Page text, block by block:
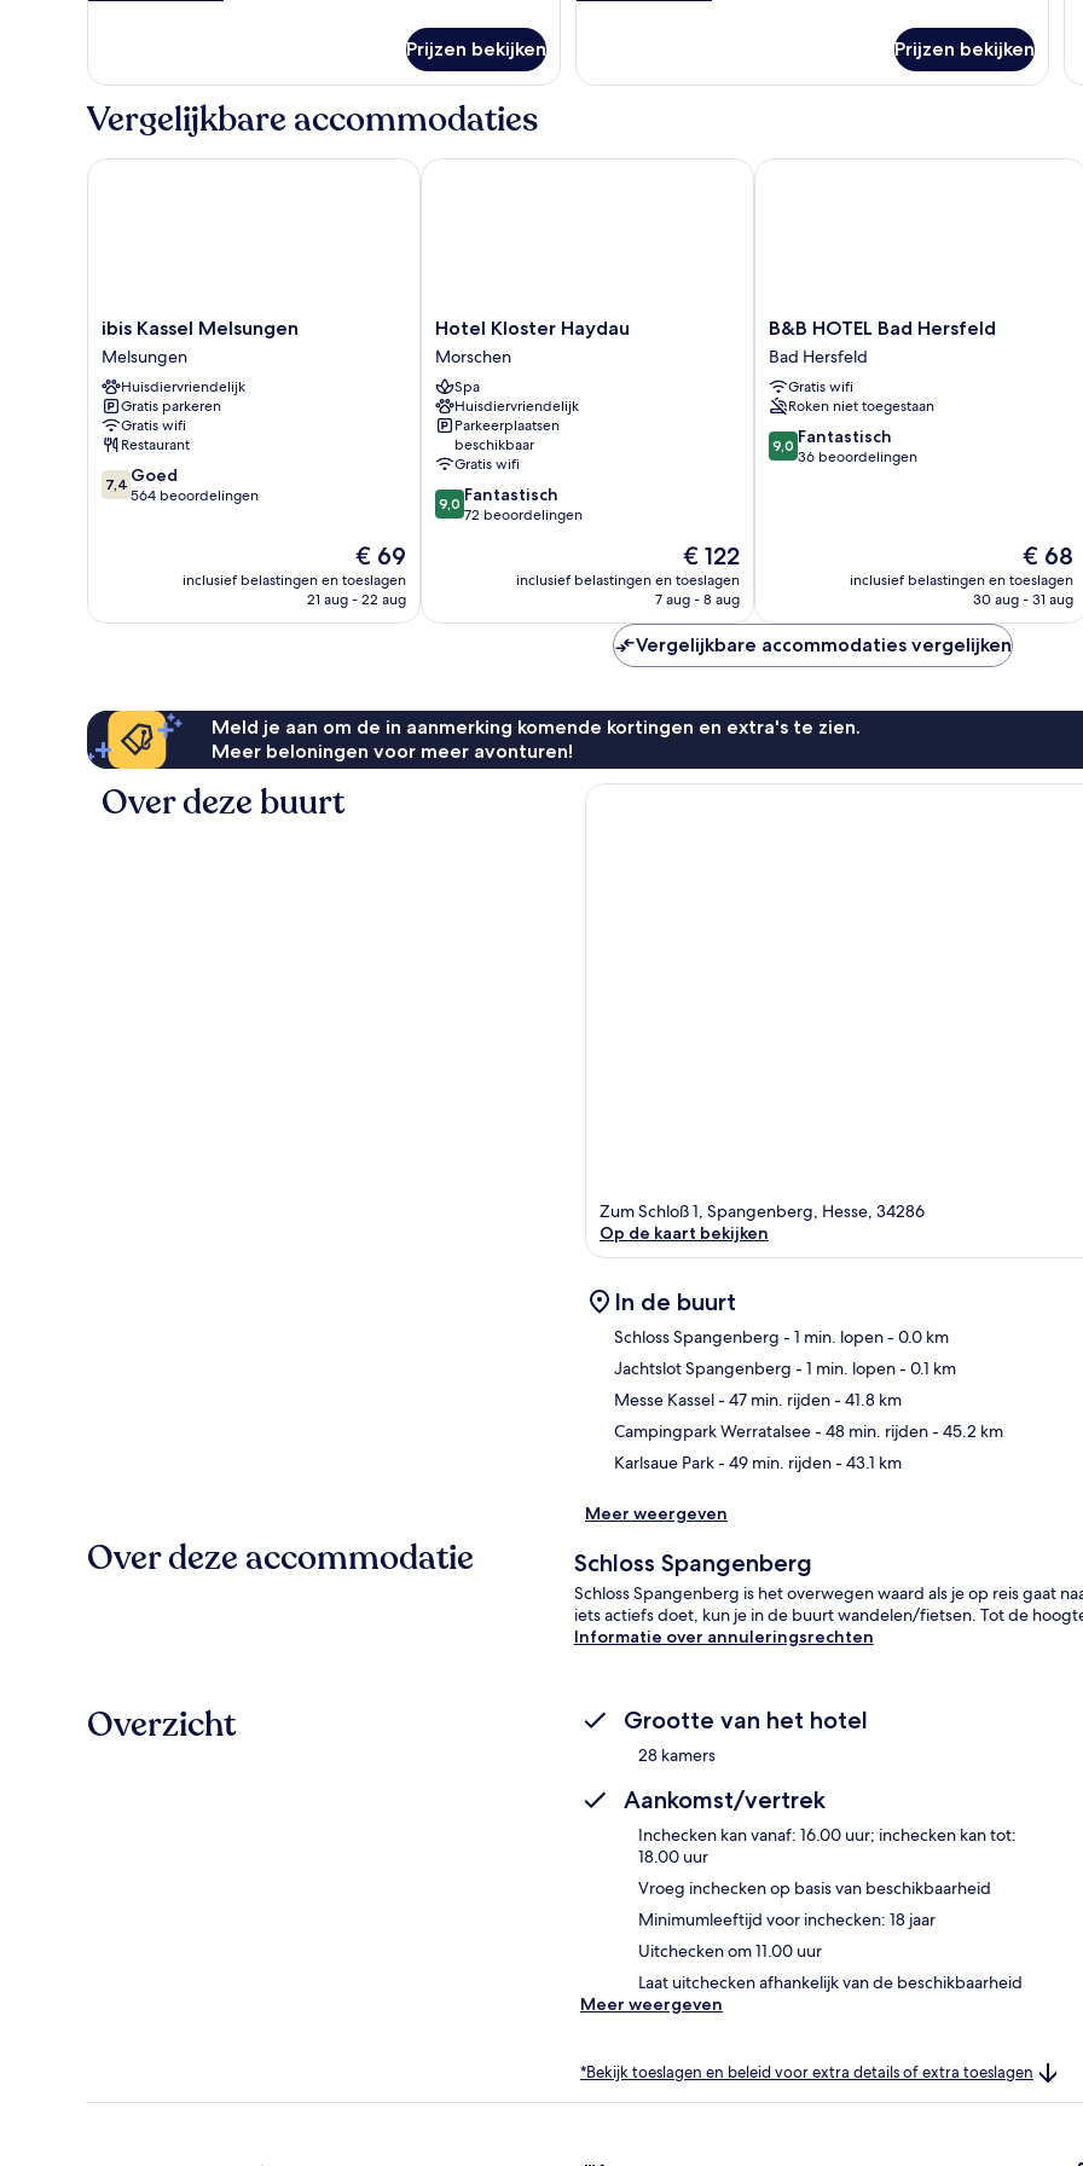
tweepersoonskamer
Prijzen bekijken
tweepersoonskamer
Prijzen bekijken
Vergelijkbare accommodaties
ibis
Kassel
Melsungen
Melsungen
ibis Kassel Melsungen
Melsungen
Huisdiervriendelijk
Gratis parkeren
Gratis wifi
Restaurant
7.4
van
beoordelingen
7,4 Goed
564 beoordelingen
De
prijs
is
€ 69
inclusief belastingen en toeslagen
21 aug - 22 aug
ibis Kassel Melsungen
Hotel
Kloster
Haydau
Morschen
Hotel Kloster Haydau
Morschen
Spa
Huisdiervriendelijk
Parkeerplaatsen
beschikbaar
Gratis wifi
9.0
van
9,0 Fantastisch
72 beoordelingen
De
prijs
is
€ 122
inclusief belastingen en toeslagen
7 aug - 8 aug
Hotel Kloster Haydau
B&B
HOTEL
Bad
Hersfeld
Bad
Hersfeld
B&B HOTEL Bad Hersfeld
Bad Hersfeld
Gratis wifi
Roken niet toegestaan
9.0
van
9,0 Fantastisch
36 beoordelingen
De
prijs
is
€ 68
inclusief belastingen en toeslagen
30 aug - 31 aug
B&B HOTEL Bad Hersfeld
Vergelijkbare accommodaties vergelijken
Meld je aan om de in aanmerking komende kortingen en extra's te zien.
Meer beloningen voor meer avonturen!
Over deze buurt
Zum Schloß 1, Spangenberg, Hesse, 34286
Op de kaart bekijken
In de buurt
Schloss Spangenberg - 1 min. lopen- 0.0 km
Jachtslot Spangenberg - 1 min. lopen- 0.1 km
Messe Kassel- 47 min. rijden- 41.8 km
Campingpark Werratalsee- 48 min. rijden- 45.2 km
Karlsaue Park- 49 min. rijden- 43.1 km
Meer weergeven
Over deze accommodatie Schloss Spangenberg
Schloss Spangenberg is het overwegen waard als je op reis gaat
iets actiefs doet, kun je in de buurt wandelen/fietsen. Tot de
Informatie over annuleringsrechten
Overzicht Grootte van het hotel
28 kamers
Aankomst/vertrek
Inchecken kan vanaf: 16.00 uur; inchecken kan tot:
18.00 uur
Vroeg inchecken op basis van beschikbaarheid
Minimumleeftijd voor inchecken: 18 jaar
Uitchecken om 11.00 uur
Laat uitchecken afhankelijk van de beschikbaarheid
Meer weergeven
*Bekijk toeslagen en beleid voor extra details of extra toeslagen